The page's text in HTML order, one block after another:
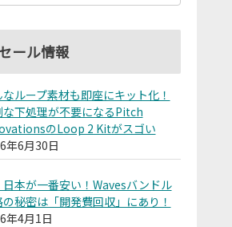
ール情報
なループ素材も即座にキット化！
な下処理が不要になるPitch
のLoop 2 Kitがスゴい
年6月30日
日本が一番安い！Wavesバンドル
秘密は「開発費回収」にあり！
年4月1日